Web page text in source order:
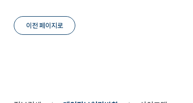
이전 페이지로